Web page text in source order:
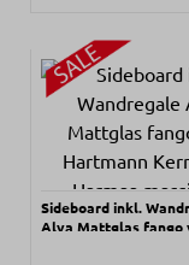
Sideboard inkl.
Alva Mattglas fango